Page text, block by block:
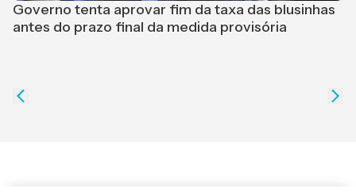
Governo tenta aprovar fim da taxa das blusinhas
antes do prazo final da medida provisória